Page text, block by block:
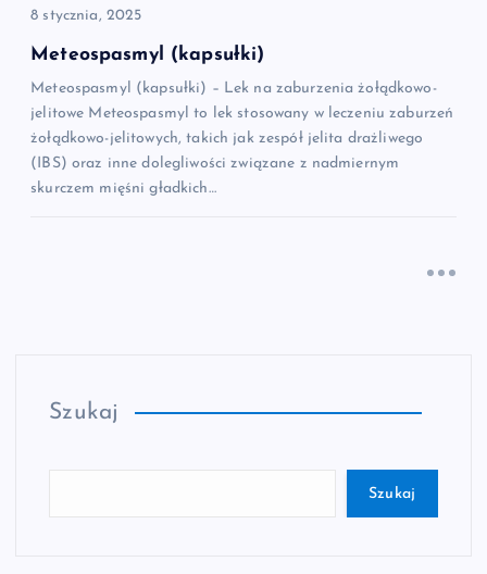
8 stycznia, 2025
Meteospasmyl (kapsułki)
Meteospasmyl (kapsułki) – Lek na zaburzenia żołądkowo-
jelitowe Meteospasmyl to lek stosowany w leczeniu zaburzeń
żołądkowo-jelitowych, takich jak zespół jelita drażliwego
(IBS) oraz inne dolegliwości związane z nadmiernym
skurczem mięśni gładkich…
Szukaj
Szukaj